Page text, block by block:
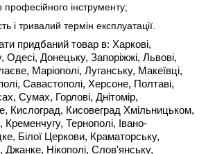
інструменту;
тривалий термін експлуатації.
придбаний товар в: Харкові,
Одесі, Донецьку, Запоріжжі, Львові,
Маріополі, Луганську, Макеївці,
Савастополі, Херсоне, Полтаві,
Сумах, Горлові, Днітомір,
Кислоград, Кисовеград Хмільницьком,
Кременчугу, Тернополі, Івано-
Білої Церкови, Краматорську,
Джанке, Нікополі, Слов'янську,